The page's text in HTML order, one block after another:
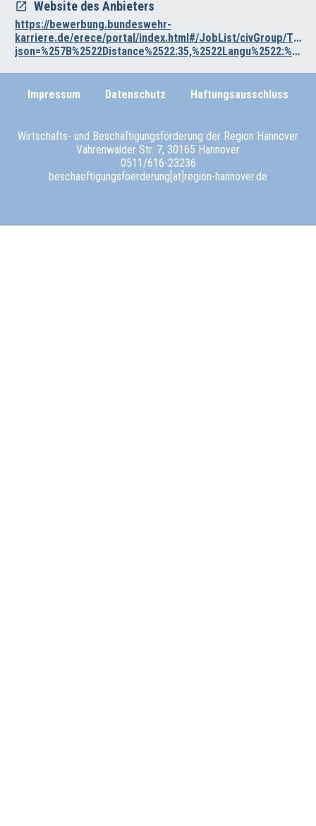
Website des Anbieters
https://bewerbung.bundeswehr-
karriere.de/erece/portal/index.html#/JobList/civGroup/
json=%257B%2522Distance%2522:35,%2522Langu%2522:%2522D%2522,%2522Place%2522:%252231515%2522,%2522SearchCategory%2522:%255B%25220027%2522%255D%257D
Impressum Datenschutz Haftungsausschluss
Wirtschafts- und Beschäftigungsförderung der Region Hannover
Vahrenwalder Str. 7, 30165 Hannover
0511/616-23236
beschaeftigungsfoerderung[at]region-hannover.de